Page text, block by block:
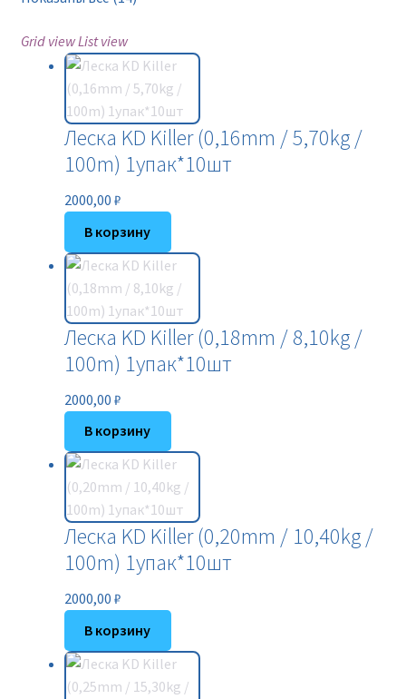
Контакты
Grid viewList view
Леска KD Killer (0,16mm / 5,70kg /
100m) 1упак*10шт
2000,00 ₽
В корзину
Леска KD Killer (0,18mm / 8,10kg /
100m) 1упак*10шт
2000,00 ₽
В корзину
Леска KD Killer (0,20mm / 10,40kg /
100m) 1упак*10шт
2000,00 ₽
В корзину